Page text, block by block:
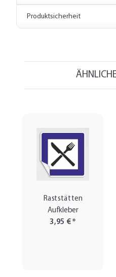
Produktsicherheit
Raststätten
Aufkleber
3,95 €*